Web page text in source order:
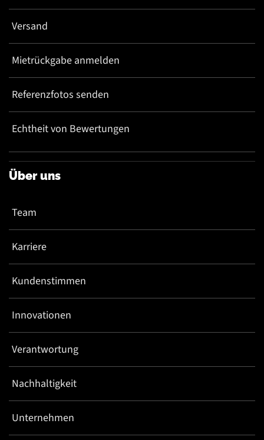
Versand
Mietrückgabe anmelden
Referenzfotos senden
Echtheit von Bewertungen
Über uns
Team
Karriere
Kundenstimmen
Innovationen
Verantwortung
Nachhaltigkeit
Unternehmen